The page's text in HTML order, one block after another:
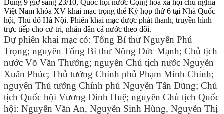
Đúng 9 giờ sáng 23/10, Quốc hội nước Cộng hòa xã hội chủ nghĩa
Việt Nam khóa XV khai mạc trọng thể Kỳ họp thứ 6 tại Nhà Quốc
hội, Thủ đô Hà Nội. Phiên khai mạc được phát thanh, truyền hình
trực tiếp cho cử tri, nhân dân cả nước theo dõi.
Dự phiên khai mạc có: Tổng Bí thư Nguyễn Phú
Trọng; nguyên Tổng Bí thư Nông Đức Mạnh; Chủ tịch
nước Võ Văn Thưởng; nguyên Chủ tịch nước Nguyễn
Xuân Phúc; Thủ tướng Chính phủ Phạm Minh Chính;
nguyên Thủ tướng Chính phủ Nguyễn Tấn Dũng; Chủ
tịch Quốc hội Vương Đình Huệ; nguyên Chủ tịch Quốc
hội: Nguyễn Văn An, Nguyễn Sinh Hùng, Nguyễn Thị